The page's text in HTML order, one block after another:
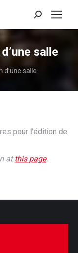
Recherche
:
salle
d’une salle
pour l'édition de
at this page.